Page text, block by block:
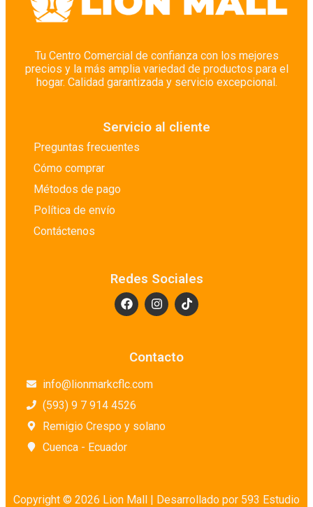
Tu Centro Comercial de confianza con los mejores
precios y la más amplia variedad de productos para el
hogar. Calidad garantizada y servicio excepcional.
Servicio al cliente
Preguntas frecuentes
Cómo comprar
Métodos de pago
Política de envío
Contáctenos
Redes Sociales
Contacto
info@lionmarkcflc.com
(593) 9 7 914 4526
Remigio Crespo y solano
Cuenca - Ecuador
Copyright © 2026 Lion Mall | Desarrollado por 593 Estudio